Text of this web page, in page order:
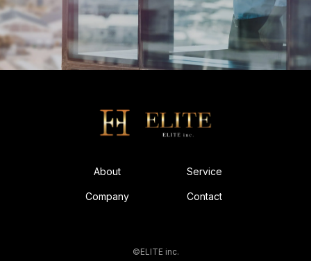
About Service
Company Contact
©ELITE inc.